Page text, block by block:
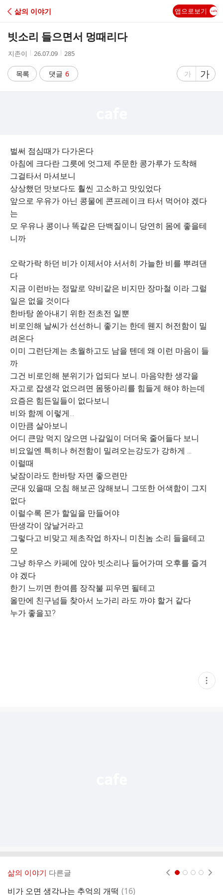
C
A
삶의 이야기 앱으로보기
빗소리 들으면서 멍때리다
작
자
지존이
작
시
간
26.07.09
조
수
285
목록 댓글 6
글
가
글
자
가
벌써 점심때가 다가온다
아침에 크다란 그릇에 엇그제 주문한 콩가루가 도착해
그걸타서 마셔보니
상상했던 맛보다도 훨씬 고소하고 맛있었다
앞으로 우유가 아닌 콩물에 콘프레이크 타서 먹어야 겠다
는
모 우유나 콩이나 똑같은 단백질이니 당연히 몸에 좋을테
니까
오락가락 하던 비가 이제서야 서서히 가늘한 비를 뿌려댄
다
지금 이런바는 정말로 약비같은 비지만 장마철 이라 그럴
일은 없을 것이다
한바탕 쏟아내기 위한 전초전 일뿐
비로인해 날씨가 선선하니 좋기는 한데 웬지 허전함이 밀
려온다
이미 그런단계는 초월하고도 남을 텐데 왜 이런 마음이 들
까
그건 비로인해 분위기가 업되다 보니. 마음약한 생각을
자고로 잡생각 없으려면 몸뚱아리를 힘들게 해야 하는데
요즘은 힘든일들이 없다보니
비와 함께 이렇게...
이만큼 살아보니
어디 큰맘 먹지 않으면 나갈일이 더더욱 줄어들다 보니
비요일엔 특히나 허전함이 밀려오는강도가 강하게 ...
이럴때
낮잠이라도 한바탕 자면 좋으련만
군대 있을때 오침 해보곤 않해보니 그또한 어색함이 그지
없다
이럴수록 몬가 할일을 만들어야
딴생각이 않날거라고
그렇다고 비맞고 제초작업 하자니 미친놈 소리 들을테고
모
그냥 하우스 카페에 앉아 빗소리나 들어가며 오후를 즐겨
야 겠다
한기 느끼면 한여름 장작불 피우면 될테고
올만에 친구넘들 찾아서 노가리 라도 까야 할거 같다
누가 좋을꼬?
현
재
삶의 이야기 다른글
비가 오면 생각나는 추억의 개떡 댓
(16)